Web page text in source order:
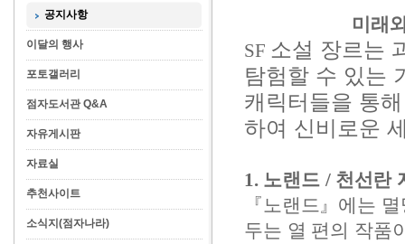
공지사항
이달의 행사
포토갤러리
점자도서관 Q&A
자유게시판
자료실
추천사이트
소식지(점자나라)
미래
SF 소설 장르는
탐험할 수 있는
캐릭터들을 통
하여 신비로운
1. 노랜드 / 천선란
『 노랜드 』 에는
두는 열 편의 작품